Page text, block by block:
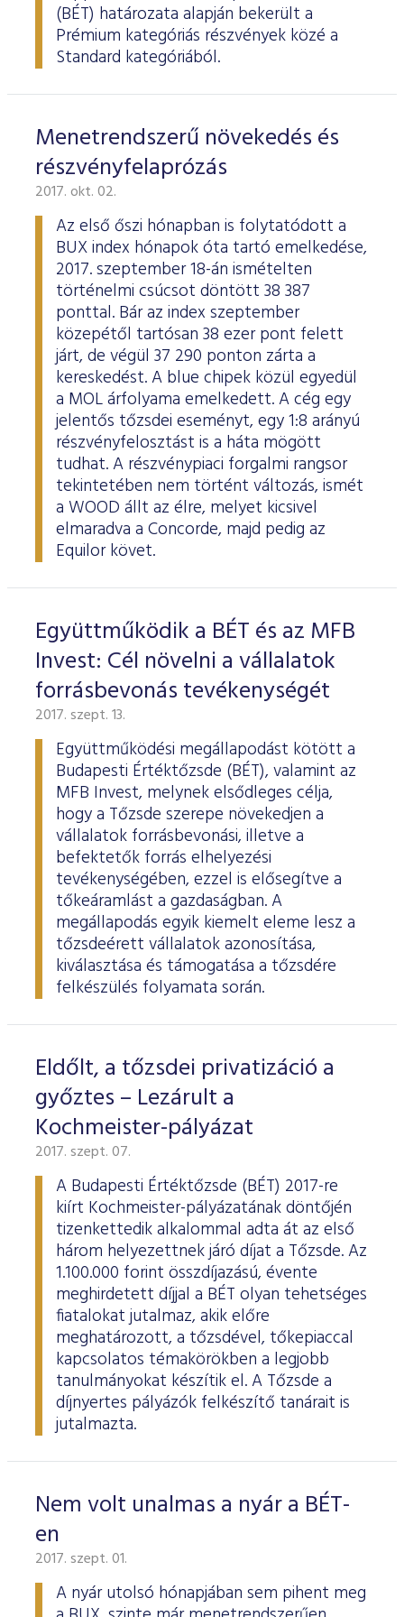
ESG Útmutató
(BÉT) határozata alapján bekerült a
Prémium kategóriás részvények közé a
Standard kategóriából.
Menetrendszerű növekedés és
részvényfelaprózás
2017. okt. 02.
Az első őszi hónapban is folytatódott a
BUX index hónapok óta tartó emelkedése,
2017. szeptember 18-án ismételten
történelmi csúcsot döntött 38 387
ponttal. Bár az index szeptember
közepétől tartósan 38 ezer pont felett
járt, de végül 37 290 ponton zárta a
kereskedést. A blue chipek közül egyedül
a MOL árfolyama emelkedett. A cég egy
jelentős tőzsdei eseményt, egy 1:8 arányú
részvényfelosztást is a háta mögött
tudhat. A részvénypiaci forgalmi rangsor
tekintetében nem történt változás, ismét
a WOOD állt az élre, melyet kicsivel
elmaradva a Concorde, majd pedig az
Equilor követ.
Együttműködik a BÉT és az MFB
Invest: Cél növelni a vállalatok
forrásbevonás tevékenységét
2017. szept. 13.
Együttműködési megállapodást kötött a
Budapesti Értéktőzsde (BÉT), valamint az
MFB Invest, melynek elsődleges célja,
hogy a Tőzsde szerepe növekedjen a
vállalatok forrásbevonási, illetve a
befektetők forrás elhelyezési
tevékenységében, ezzel is elősegítve a
tőkeáramlást a gazdaságban. A
megállapodás egyik kiemelt eleme lesz a
tőzsdeérett vállalatok azonosítása,
kiválasztása és támogatása a tőzsdére
felkészülés folyamata során.
Eldőlt, a tőzsdei privatizáció a
győztes – Lezárult a
Kochmeister-pályázat
2017. szept. 07.
A Budapesti Értéktőzsde (BÉT) 2017-re
kiírt Kochmeister-pályázatának döntőjén
tizenkettedik alkalommal adta át az első
három helyezettnek járó díjat a Tőzsde. Az
1.100.000 forint összdíjazású, évente
meghirdetett díjjal a BÉT olyan tehetséges
fiatalokat jutalmaz, akik előre
meghatározott, a tőzsdével, tőkepiaccal
kapcsolatos témakörökben a legjobb
tanulmányokat készítik el. A Tőzsde a
díjnyertes pályázók felkészítő tanárait is
jutalmazta.
Nem volt unalmas a nyár a BÉT-
en
2017. szept. 01.
A nyár utolsó hónapjában sem pihent meg